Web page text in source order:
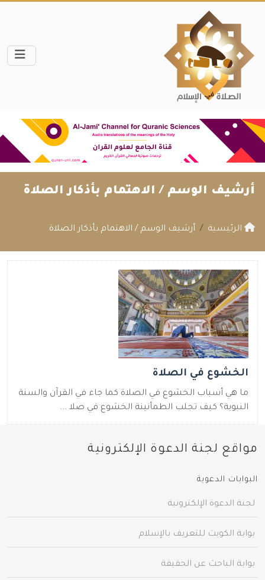
أرشيف الوسم / الاهتمام بأذكار الصلاة
الرئيسية أرشيف الوسم / الاهتمام بأذكار الصلاة
الخشوع في الصلاة
ما هي أسباب الخشوع في الصلاة كما جاء في القرآن والسنة
النبوية؟ كيف تجلب الطمأنينة الخشوع في صلا ...
مواقع لجنة الدعوة الإلكترونية
البوابات الدعوية
لجنة الدعوة الإلكترونية
بوابة الكويت للتعريف بالإسلام
بوابة الباحث عن الحقيقة